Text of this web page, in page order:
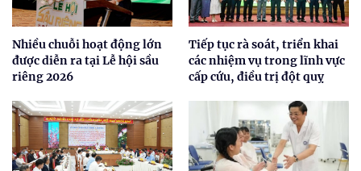
Nhiều chuỗi hoạt động lớn
được diễn ra tại Lễ hội sầu
riêng 2026
Tiếp tục rà soát, triển khai
các nhiệm vụ trong lĩnh vực
cấp cứu, điều trị đột quỵ